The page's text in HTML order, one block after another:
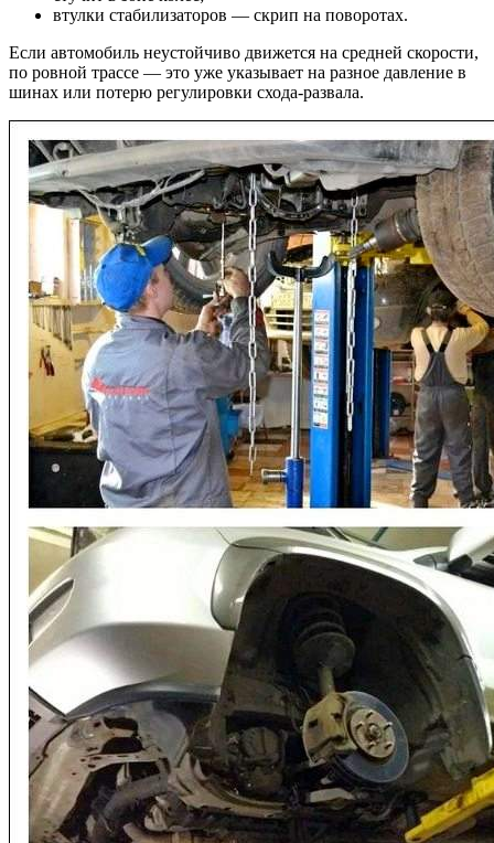
втулки стабилизаторов — скрип на поворотах.
Если автомобиль неустойчиво движется на средней скорости,
по ровной трассе — это уже указывает на разное давление в
шинах или потерю регулировки схода‐развала.